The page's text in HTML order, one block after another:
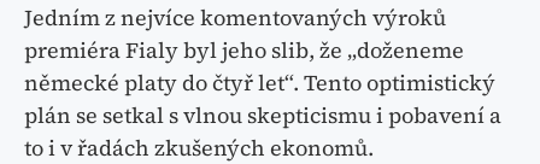
Jedním z nejvíce komentovaných výroků
premiéra Fialy byl jeho slib, že „doženeme
německé platy do čtyř let“. Tento optimistický
plán se setkal s vlnou skepticismu i pobavení a
to i v řadách zkušených ekonomů.